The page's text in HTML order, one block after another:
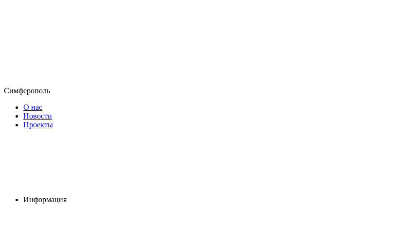
Симферополь
О нас
Новости
Проекты
Информация